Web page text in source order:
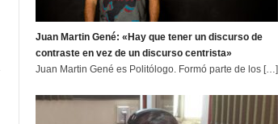
Juan Martin Gené: «Hay que tener un discurso de
contraste en vez de un discurso centrista»
Juan Martin Gené es Politólogo. Formó parte de los […]